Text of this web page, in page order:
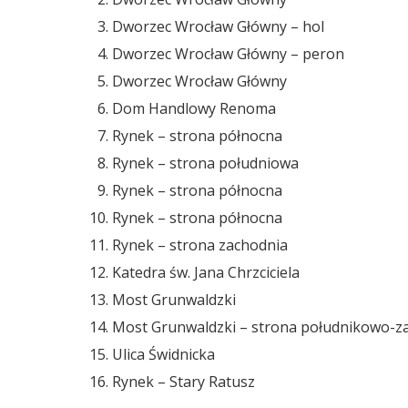
Dworzec Wrocław Główny – hol
Dworzec Wrocław Główny – peron
Dworzec Wrocław Główny
Dom Handlowy Renoma
Rynek – strona północna
Rynek – strona południowa
Rynek – strona północna
Rynek – strona północna
Rynek – strona zachodnia
Katedra św. Jana Chrzciciela
Most Grunwaldzki
Most Grunwaldzki – strona południkowo-
Ulica Świdnicka
Rynek – Stary Ratusz